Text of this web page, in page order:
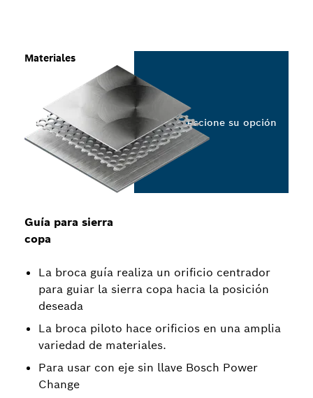
Guía para sierra
copa
La broca guía realiza un orificio centrador
para guiar la sierra copa hacia la posición
deseada
La broca piloto hace orificios en una amplia
variedad de materiales.
Para usar con eje sin llave Bosch Power
Change
Materiales
Seleccione su opción